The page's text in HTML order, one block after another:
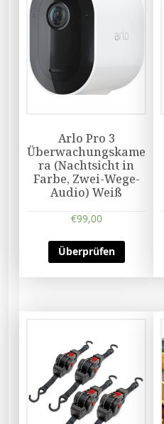
Arlo Pro 3
Überwachungskame
ra (Nachtsicht in
Farbe, Zwei-Wege-
Audio) Weiß
€99,00
Überprüfen